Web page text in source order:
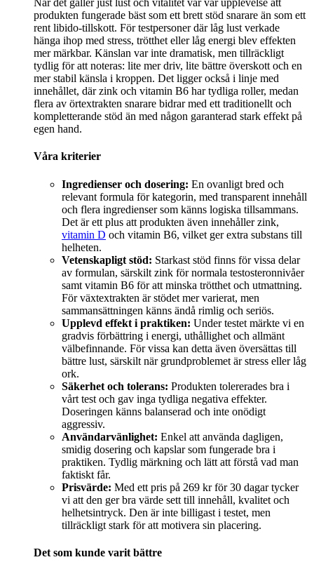
När det gäller just lust och vitalitet var vår upplevelse att
produkten fungerade bäst som ett brett stöd snarare än som ett
rent libido-tillskott. För testpersoner där låg lust verkade
hänga ihop med stress, trötthet eller låg energi blev effekten
mer märkbar. Känslan var inte dramatisk, men tillräckligt
tydlig för att noteras: lite mer driv, lite bättre överskott och en
mer stabil känsla i kroppen. Det ligger också i linje med
innehållet, där zink och vitamin B6 har tydliga roller, medan
flera av örtextrakten snarare bidrar med ett traditionellt och
kompletterande stöd än med någon garanterad stark effekt på
egen hand.
Våra kriterier
Ingredienser och dosering: En ovanligt bred och
relevant formula för kategorin, med transparent innehåll
och flera ingredienser som känns logiska tillsammans.
Det är ett plus att produkten även innehåller zink,
vitamin D och vitamin B6, vilket ger extra substans till
helheten.
Vetenskapligt stöd: Starkast stöd finns för vissa delar
av formulan, särskilt zink för normala testosteronnivåer
samt vitamin B6 för att minska trötthet och utmattning.
För växtextrakten är stödet mer varierat, men
sammansättningen känns ändå rimlig och seriös.
Upplevd effekt i praktiken: Under testet märkte vi en
gradvis förbättring i energi, uthållighet och allmänt
välbefinnande. För vissa kan detta även översättas till
bättre lust, särskilt när grundproblemet är stress eller låg
ork.
Säkerhet och tolerans: Produkten tolererades bra i
vårt test och gav inga tydliga negativa effekter.
Doseringen känns balanserad och inte onödigt
aggressiv.
Användarvänlighet: Enkel att använda dagligen,
smidig dosering och kapslar som fungerade bra i
praktiken. Tydlig märkning och lätt att förstå vad man
faktiskt får.
Prisvärde: Med ett pris på 269 kr för 30 dagar tycker
vi att den ger bra värde sett till innehåll, kvalitet och
helhetsintryck. Den är inte billigast i testet, men
tillräckligt stark för att motivera sin placering.
Det som kunde varit bättre